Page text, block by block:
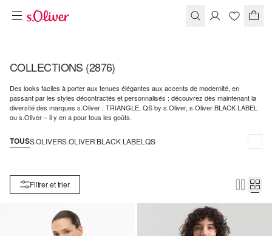
COLLECTIONS (2876)
Des looks faciles à porter aux tenues élégantes aux accents de modernité, en
passant par les styles décontractés et personnalisés : découvrez dès maintenant la
diversité des marques s.Oliver : TRIANGLE, QS by s.Oliver, s.Oliver BLACK LABEL
ou s.Oliver – il y en a pour tous les goûts.
TOUSS.OLIVERS.OLIVER BLACK LABEL QS
Filtrer et trier